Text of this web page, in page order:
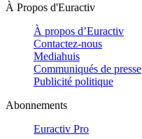
À Propos d'Euractiv
À propos d’Euractiv
Contactez-nous
Mediahuis
Communiqués de presse
Publicité politique
Abonnements
Euractiv Pro